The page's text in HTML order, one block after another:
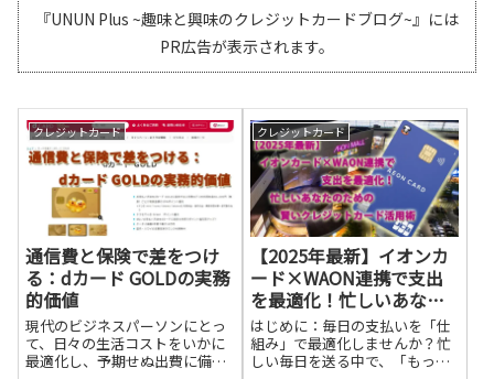
『UNUN Plus ~趣味と興味のクレジットカードブログ~』には
PR広告が表示されます。
クレジットカード
通信費と保険で差をつけ
る：dカード GOLDの実務
的価値
現代のビジネスパーソンにとっ
て、日々の生活コストをいかに
最適化し、予期せぬ出費に備え
クレジットカード
【2025年最新】イオンカ
ード×WAON連携で支出
を最適化！忙しいあなた
のための賢いクレジット
カード活用術
はじめに：毎日の支払いを「仕
組み」で最適化しませんか？忙
しい毎日を送る中で、「もっと